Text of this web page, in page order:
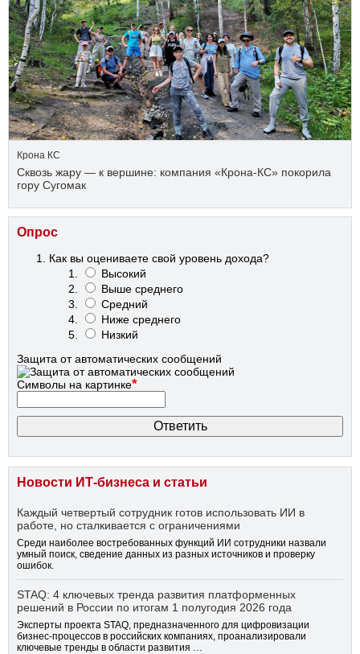
Крона КС
Сквозь жару — к вершине: компания «Крона‑КС» покорила
гору Сугомак
Опрос
Как вы оцениваете свой уровень дохода?
Высокий
Выше среднего
Средний
Ниже среднего
Низкий
Защита от автоматических сообщений
Символы на картинке*
Новости ИТ-бизнеса и статьи
Каждый четвертый сотрудник готов использовать ИИ в
работе, но сталкивается с ограничениями
Среди наиболее востребованных функций ИИ сотрудники назвали
умный поиск, сведение данных из разных источников и проверку
ошибок.
STAQ: 4 ключевых тренда развития платформенных
решений в России по итогам 1 полугодия 2026 года
Эксперты проекта STAQ, предназначенного для цифровизации
бизнес-процессов в российских компаниях, проанализировали
ключевые тренды в области развития …